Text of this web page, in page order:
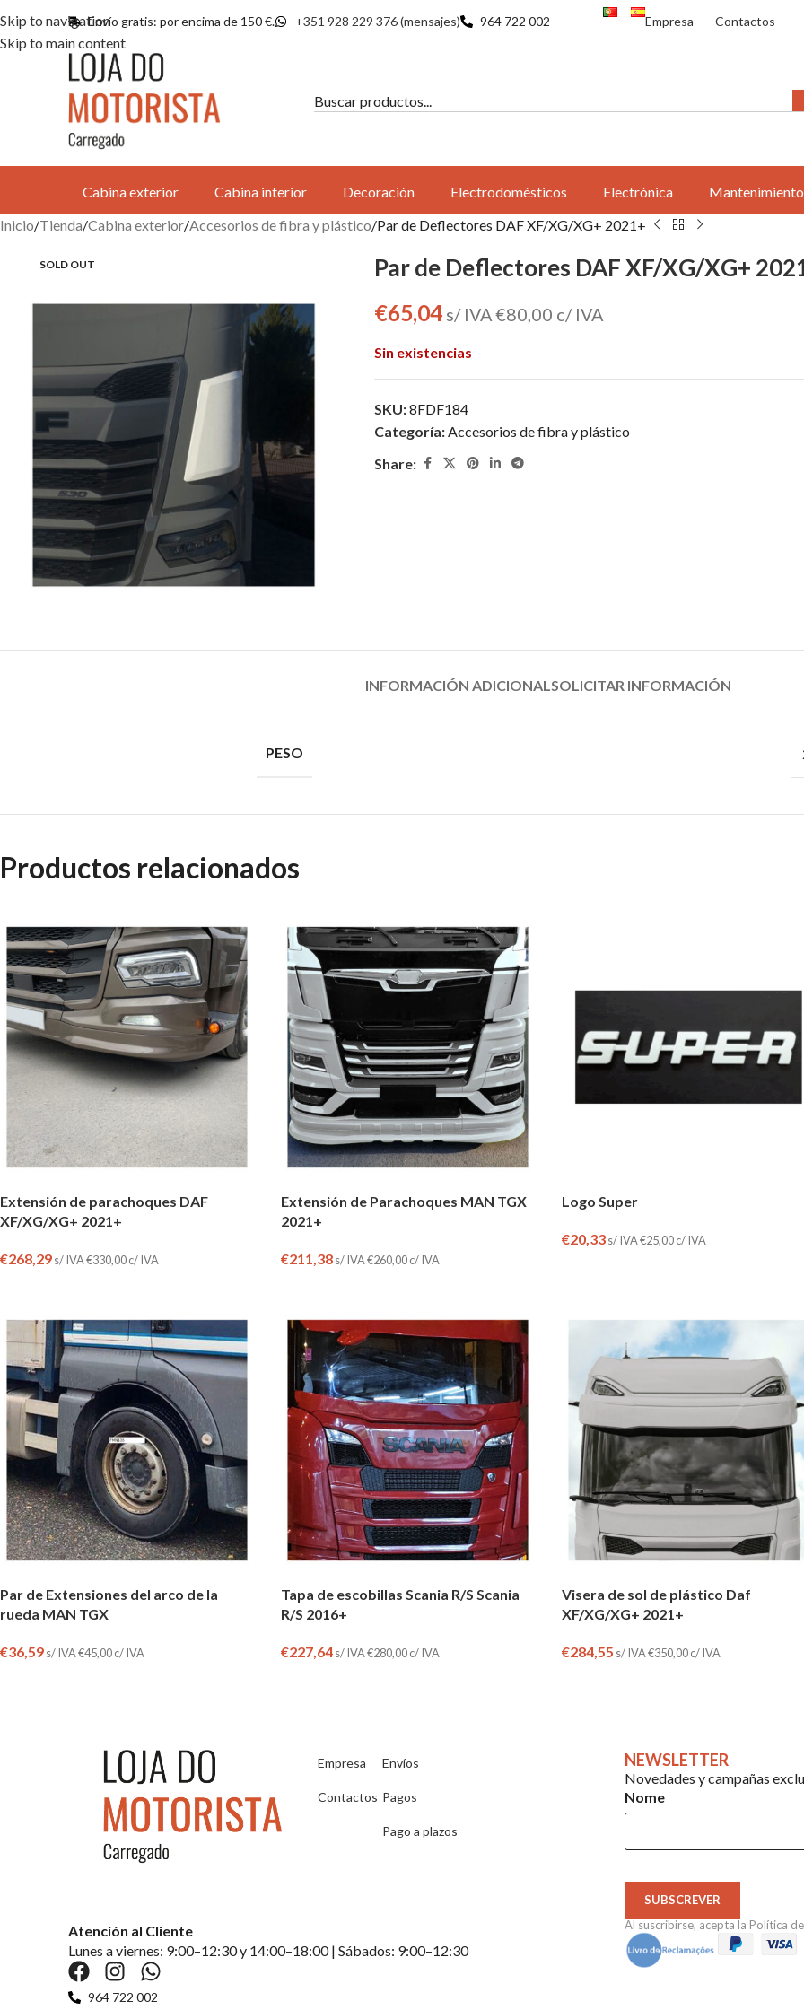
Skip to navigation
Skip to main content
Envío gratis: por encima de 150 €. +351 928 229 376 (mensajes) 964 722 002 Empresa Contactos
Cabina exterior Cabina interior Decoración Electrodomésticos Electrónica
Inicio Tienda Cabina exterior Accesorios de fibra y plástico Par de Deflectores DAF XF/XG/XG+ 2021+
SOLD OUT Par de Deflectores DAF XF/XG/XG+
€65,04 s/ IVA€80,00 c/ IVA
Sin existencias
SKU:8FDF184
Categoría:Accesorios de fibra y plástico
Share:
INFORMACIÓN ADICIONALSOLICITAR INFORMACIÓN
PESO
Productos relacionados
Extensión de parachoques DAF
XF/XG/XG+ 2021+
€268,29s/ IVA€330,00c/ IVA
Extensión de Parachoques MAN TGX
2021+
€211,38s/ IVA€260,00c/ IVA
Logo Super
€20,33s/ IVA€25,00c/ IVA
Par de Extensiones del arco de la
rueda MAN TGX
€36,59s/ IVA€45,00c/ IVA
Tapa de escobillas Scania R/S Scania
R/S 2016+
€227,64s/ IVA€280,00c/ IVA
Visera de sol de plástico Daf
XF/XG/XG+ 2021+
€284,55 s/ IVA€350,00c/ IVA
Empresa
Contactos
Envíos
Pagos
Pago a plazos
Atención al Cliente
Lunes a viernes: 9:00–12:30 y 14:00–18:00 | Sábados: 9:00–12:30
964 722 002
NEWSLETTER
Novedades y campañas
Nome
SUBSCREVER
Al suscribirse, acepta la Política